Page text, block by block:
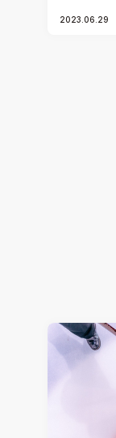
2023.06.29